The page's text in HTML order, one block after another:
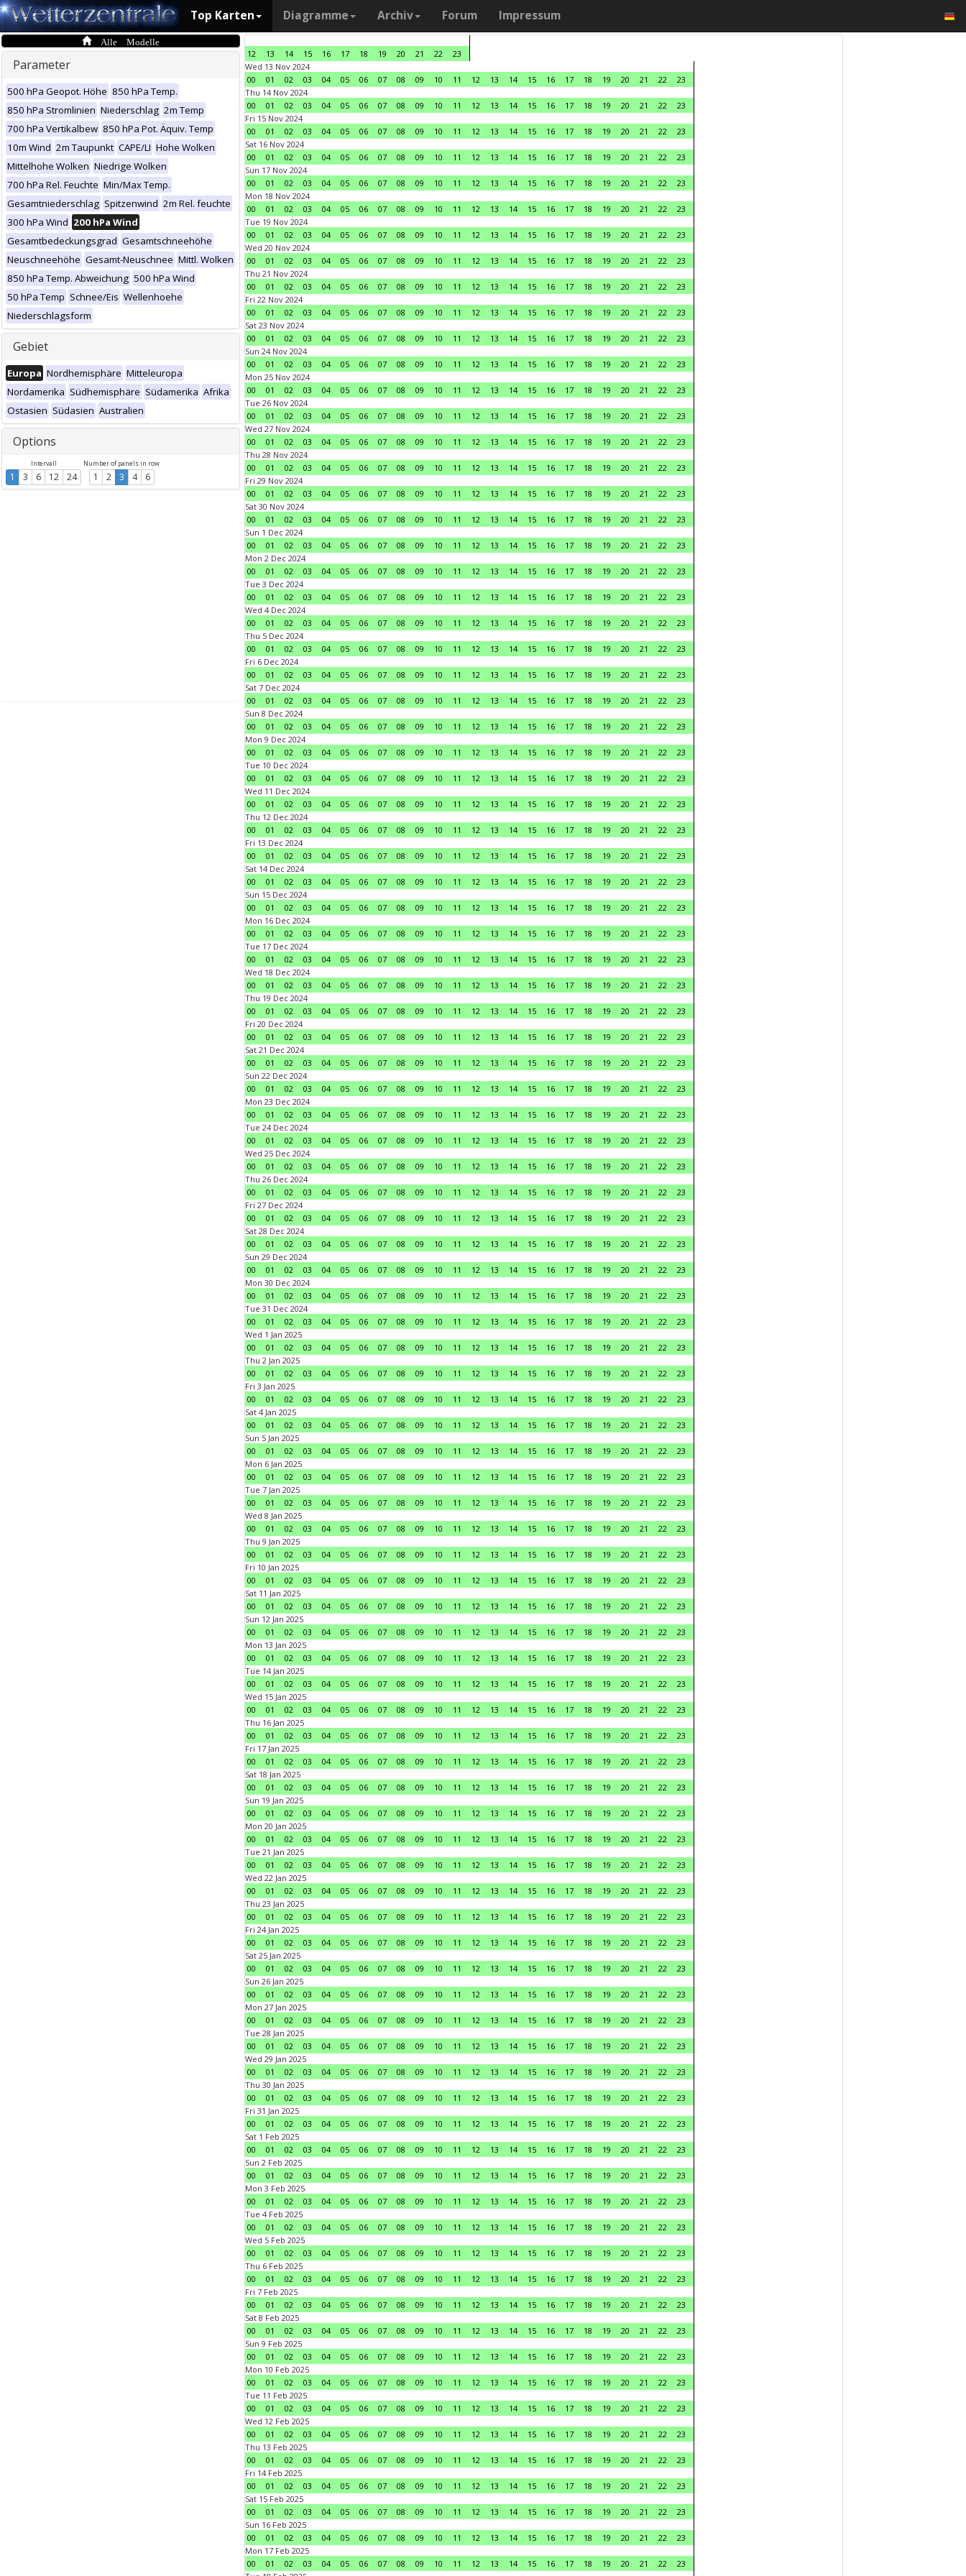
Top Karten Diagramme Archiv Forum Impressum
Alle Modelle
Parameter
500 hPa Geopot. Höhe 850 hPa Temp.
850 hPa Stromlinien Niederschlag 2m Temp
700 hPa Vertikalbew 850 hPa Pot. Äquiv. Temp
10m Wind 2m Taupunkt CAPE/LI Hohe Wolken
Mittelhohe Wolken Niedrige Wolken
700 hPa Rel. Feuchte Min/Max Temp.
Gesamtniederschlag Spitzenwind 2m Rel. feuchte
300 hPa Wind 200 hPa Wind
Gesamtbedeckungsgrad Gesamtschneehöhe
Neuschneehöhe Gesamt-Neuschnee Mittl. Wolken
850 hPa Temp. Abweichung 500 hPa Wind
50 hPa Temp Schnee/Eis Wellenhoehe
Niederschlagsform
Gebiet
Europa Nordhemisphäre Mitteleuropa
Nordamerika Südhemisphäre Südamerika Afrika
Ostasien Südasien Australien
Options
Intervall
1 3 6 12 24
Number of panels in row
1 2 3 4 6
12 13 14 15 16 17 18 19 20 21 22
23
Wed 13 Nov 2024
00
01 02 03 04 05 06 07 08 09 10 11 12 13 14 15 16 17 18 19 20 21 22
23
Thu 14 Nov 2024
00
01 02 03 04 05 06 07 08 09 10 11 12 13 14 15 16 17 18 19 20 21 22
23
Fri 15 Nov 2024
00
01 02 03 04 05 06 07 08 09 10 11 12 13 14 15 16 17 18 19 20 21 22
23
Sat 16 Nov 2024
00
01 02 03 04 05 06 07 08 09 10 11 12 13 14 15 16 17 18 19 20 21 22
23
Sun 17 Nov 2024
00
01 02 03 04 05 06 07 08 09 10 11 12 13 14 15 16 17 18 19 20 21 22
23
Mon 18 Nov 2024
00
01 02 03 04 05 06 07 08 09 10 11 12 13 14 15 16 17 18 19 20 21 22
23
Tue 19 Nov 2024
00
01 02 03 04 05 06 07 08 09 10 11 12 13 14 15 16 17 18 19 20 21 22
23
Wed 20 Nov 2024
00
01 02 03 04 05 06 07 08 09 10 11 12 13 14 15 16 17 18 19 20 21 22
23
Thu 21 Nov 2024
00
01 02 03 04 05 06 07 08 09 10 11 12 13 14 15 16 17 18 19 20 21 22
23
Fri 22 Nov 2024
00
01 02 03 04 05 06 07 08 09 10 11 12 13 14 15 16 17 18 19 20 21 22
23
Sat 23 Nov 2024
00
01 02 03 04 05 06 07 08 09 10 11 12 13 14 15 16 17 18 19 20 21 22
23
Sun 24 Nov 2024
00
01 02 03 04 05 06 07 08 09 10 11 12 13 14 15 16 17 18 19 20 21 22
23
Mon 25 Nov 2024
00
01 02 03 04 05 06 07 08 09 10 11 12 13 14 15 16 17 18 19 20 21 22
23
Tue 26 Nov 2024
00
01 02 03 04 05 06 07 08 09 10 11 12 13 14 15 16 17 18 19 20 21 22
23
Wed 27 Nov 2024
00
01 02 03 04 05 06 07 08 09 10 11 12 13 14 15 16 17 18 19 20 21 22
23
Thu 28 Nov 2024
00
01 02 03 04 05 06 07 08 09 10 11 12 13 14 15 16 17 18 19 20 21 22
23
Fri 29 Nov 2024
00
01 02 03 04 05 06 07 08 09 10 11 12 13 14 15 16 17 18 19 20 21 22
23
Sat 30 Nov 2024
00
01 02 03 04 05 06 07 08 09 10 11 12 13 14 15 16 17 18 19 20 21 22
23
Sun 1 Dec 2024
00
01 02 03 04 05 06 07 08 09 10 11 12 13 14 15 16 17 18 19 20 21 22
23
Mon 2 Dec 2024
00
01 02 03 04 05 06 07 08 09 10 11 12 13 14 15 16 17 18 19 20 21 22
23
Tue 3 Dec 2024
00
01 02 03 04 05 06 07 08 09 10 11 12 13 14 15 16 17 18 19 20 21 22
23
Wed 4 Dec 2024
00
01 02 03 04 05 06 07 08 09 10 11 12 13 14 15 16 17 18 19 20 21 22
23
Thu 5 Dec 2024
00
01 02 03 04 05 06 07 08 09 10 11 12 13 14 15 16 17 18 19 20 21 22
23
Fri 6 Dec 2024
00
01 02 03 04 05 06 07 08 09 10 11 12 13 14 15 16 17 18 19 20 21 22
23
Sat 7 Dec 2024
00
01 02 03 04 05 06 07 08 09 10 11 12 13 14 15 16 17 18 19 20 21 22
23
Sun 8 Dec 2024
00
01 02 03 04 05 06 07 08 09 10 11 12 13 14 15 16 17 18 19 20 21 22
23
Mon 9 Dec 2024
00
01 02 03 04 05 06 07 08 09 10 11 12 13 14 15 16 17 18 19 20 21 22
23
Tue 10 Dec 2024
00
01 02 03 04 05 06 07 08 09 10 11 12 13 14 15 16 17 18 19 20 21 22
23
Wed 11 Dec 2024
00
01 02 03 04 05 06 07 08 09 10 11 12 13 14 15 16 17 18 19 20 21 22
23
Thu 12 Dec 2024
00
01 02 03 04 05 06 07 08 09 10 11 12 13 14 15 16 17 18 19 20 21 22
23
Fri 13 Dec 2024
00
01 02 03 04 05 06 07 08 09 10 11 12 13 14 15 16 17 18 19 20 21 22
23
Sat 14 Dec 2024
00
01 02 03 04 05 06 07 08 09 10 11 12 13 14 15 16 17 18 19 20 21 22
23
Sun 15 Dec 2024
00
01 02 03 04 05 06 07 08 09 10 11 12 13 14 15 16 17 18 19 20 21 22
23
Mon 16 Dec 2024
00
01 02 03 04 05 06 07 08 09 10 11 12 13 14 15 16 17 18 19 20 21 22
23
Tue 17 Dec 2024
00
01 02 03 04 05 06 07 08 09 10 11 12 13 14 15 16 17 18 19 20 21 22
23
Wed 18 Dec 2024
00
01 02 03 04 05 06 07 08 09 10 11 12 13 14 15 16 17 18 19 20 21 22
23
Thu 19 Dec 2024
00
01 02 03 04 05 06 07 08 09 10 11 12 13 14 15 16 17 18 19 20 21 22
23
Fri 20 Dec 2024
00
01 02 03 04 05 06 07 08 09 10 11 12 13 14 15 16 17 18 19 20 21 22
23
Sat 21 Dec 2024
00
01 02 03 04 05 06 07 08 09 10 11 12 13 14 15 16 17 18 19 20 21 22
23
Sun 22 Dec 2024
00
01 02 03 04 05 06 07 08 09 10 11 12 13 14 15 16 17 18 19 20 21 22
23
Mon 23 Dec 2024
00
01 02 03 04 05 06 07 08 09 10 11 12 13 14 15 16 17 18 19 20 21 22
23
Tue 24 Dec 2024
00
01 02 03 04 05 06 07 08 09 10 11 12 13 14 15 16 17 18 19 20 21 22
23
Wed 25 Dec 2024
00
01 02 03 04 05 06 07 08 09 10 11 12 13 14 15 16 17 18 19 20 21 22
23
Thu 26 Dec 2024
00
01 02 03 04 05 06 07 08 09 10 11 12 13 14 15 16 17 18 19 20 21 22
23
Fri 27 Dec 2024
00
01 02 03 04 05 06 07 08 09 10 11 12 13 14 15 16 17 18 19 20 21 22
23
Sat 28 Dec 2024
00
01 02 03 04 05 06 07 08 09 10 11 12 13 14 15 16 17 18 19 20 21 22
23
Sun 29 Dec 2024
00
01 02 03 04 05 06 07 08 09 10 11 12 13 14 15 16 17 18 19 20 21 22
23
Mon 30 Dec 2024
00
01 02 03 04 05 06 07 08 09 10 11 12 13 14 15 16 17 18 19 20 21 22
23
Tue 31 Dec 2024
00
01 02 03 04 05 06 07 08 09 10 11 12 13 14 15 16 17 18 19 20 21 22
23
Wed 1 Jan 2025
00
01 02 03 04 05 06 07 08 09 10 11 12 13 14 15 16 17 18 19 20 21 22
23
Thu 2 Jan 2025
00
01 02 03 04 05 06 07 08 09 10 11 12 13 14 15 16 17 18 19 20 21 22
23
Fri 3 Jan 2025
00
01 02 03 04 05 06 07 08 09 10 11 12 13 14 15 16 17 18 19 20 21 22
23
Sat 4 Jan 2025
00
01 02 03 04 05 06 07 08 09 10 11 12 13 14 15 16 17 18 19 20 21 22
23
Sun 5 Jan 2025
00
01 02 03 04 05 06 07 08 09 10 11 12 13 14 15 16 17 18 19 20 21 22
23
Mon 6 Jan 2025
00
01 02 03 04 05 06 07 08 09 10 11 12 13 14 15 16 17 18 19 20 21 22
23
Tue 7 Jan 2025
00
01 02 03 04 05 06 07 08 09 10 11 12 13 14 15 16 17 18 19 20 21 22
23
Wed 8 Jan 2025
00
01 02 03 04 05 06 07 08 09 10 11 12 13 14 15 16 17 18 19 20 21 22
23
Thu 9 Jan 2025
00
01 02 03 04 05 06 07 08 09 10 11 12 13 14 15 16 17 18 19 20 21 22
23
Fri 10 Jan 2025
00
01 02 03 04 05 06 07 08 09 10 11 12 13 14 15 16 17 18 19 20 21 22
23
Sat 11 Jan 2025
00
01 02 03 04 05 06 07 08 09 10 11 12 13 14 15 16 17 18 19 20 21 22
23
Sun 12 Jan 2025
00
01 02 03 04 05 06 07 08 09 10 11 12 13 14 15 16 17 18 19 20 21 22
23
Mon 13 Jan 2025
00
01 02 03 04 05 06 07 08 09 10 11 12 13 14 15 16 17 18 19 20 21 22
23
Tue 14 Jan 2025
00
01 02 03 04 05 06 07 08 09 10 11 12 13 14 15 16 17 18 19 20 21 22
23
Wed 15 Jan 2025
00
01 02 03 04 05 06 07 08 09 10 11 12 13 14 15 16 17 18 19 20 21 22
23
Thu 16 Jan 2025
00
01 02 03 04 05 06 07 08 09 10 11 12 13 14 15 16 17 18 19 20 21 22
23
Fri 17 Jan 2025
00
01 02 03 04 05 06 07 08 09 10 11 12 13 14 15 16 17 18 19 20 21 22
23
Sat 18 Jan 2025
00
01 02 03 04 05 06 07 08 09 10 11 12 13 14 15 16 17 18 19 20 21 22
23
Sun 19 Jan 2025
00
01 02 03 04 05 06 07 08 09 10 11 12 13 14 15 16 17 18 19 20 21 22
23
Mon 20 Jan 2025
00
01 02 03 04 05 06 07 08 09 10 11 12 13 14 15 16 17 18 19 20 21 22
23
Tue 21 Jan 2025
00
01 02 03 04 05 06 07 08 09 10 11 12 13 14 15 16 17 18 19 20 21 22
23
Wed 22 Jan 2025
00
01 02 03 04 05 06 07 08 09 10 11 12 13 14 15 16 17 18 19 20 21 22
23
Thu 23 Jan 2025
00
01 02 03 04 05 06 07 08 09 10 11 12 13 14 15 16 17 18 19 20 21 22
23
Fri 24 Jan 2025
00
01 02 03 04 05 06 07 08 09 10 11 12 13 14 15 16 17 18 19 20 21 22
23
Sat 25 Jan 2025
00
01 02 03 04 05 06 07 08 09 10 11 12 13 14 15 16 17 18 19 20 21 22
23
Sun 26 Jan 2025
00
01 02 03 04 05 06 07 08 09 10 11 12 13 14 15 16 17 18 19 20 21 22
23
Mon 27 Jan 2025
00
01 02 03 04 05 06 07 08 09 10 11 12 13 14 15 16 17 18 19 20 21 22
23
Tue 28 Jan 2025
00
01 02 03 04 05 06 07 08 09 10 11 12 13 14 15 16 17 18 19 20 21 22
23
Wed 29 Jan 2025
00
01 02 03 04 05 06 07 08 09 10 11 12 13 14 15 16 17 18 19 20 21 22
23
Thu 30 Jan 2025
00
01 02 03 04 05 06 07 08 09 10 11 12 13 14 15 16 17 18 19 20 21 22
23
Fri 31 Jan 2025
00
01 02 03 04 05 06 07 08 09 10 11 12 13 14 15 16 17 18 19 20 21 22
23
Sat 1 Feb 2025
00
01 02 03 04 05 06 07 08 09 10 11 12 13 14 15 16 17 18 19 20 21 22
23
Sun 2 Feb 2025
00
01 02 03 04 05 06 07 08 09 10 11 12 13 14 15 16 17 18 19 20 21 22
23
Mon 3 Feb 2025
00
01 02 03 04 05 06 07 08 09 10 11 12 13 14 15 16 17 18 19 20 21 22
23
Tue 4 Feb 2025
00
01 02 03 04 05 06 07 08 09 10 11 12 13 14 15 16 17 18 19 20 21 22
23
Wed 5 Feb 2025
00
01 02 03 04 05 06 07 08 09 10 11 12 13 14 15 16 17 18 19 20 21 22
23
Thu 6 Feb 2025
00
01 02 03 04 05 06 07 08 09 10 11 12 13 14 15 16 17 18 19 20 21 22
23
Fri 7 Feb 2025
00
01 02 03 04 05 06 07 08 09 10 11 12 13 14 15 16 17 18 19 20 21 22
23
Sat 8 Feb 2025
00
01 02 03 04 05 06 07 08 09 10 11 12 13 14 15 16 17 18 19 20 21 22
23
Sun 9 Feb 2025
00
01 02 03 04 05 06 07 08 09 10 11 12 13 14 15 16 17 18 19 20 21 22
23
Mon 10 Feb 2025
00
01 02 03 04 05 06 07 08 09 10 11 12 13 14 15 16 17 18 19 20 21 22
23
Tue 11 Feb 2025
00
01 02 03 04 05 06 07 08 09 10 11 12 13 14 15 16 17 18 19 20 21 22
23
Wed 12 Feb 2025
00
01 02 03 04 05 06 07 08 09 10 11 12 13 14 15 16 17 18 19 20 21 22
23
Thu 13 Feb 2025
00
01 02 03 04 05 06 07 08 09 10 11 12 13 14 15 16 17 18 19 20 21 22
23
Fri 14 Feb 2025
00
01 02 03 04 05 06 07 08 09 10 11 12 13 14 15 16 17 18 19 20 21 22
23
Sat 15 Feb 2025
00
01 02 03 04 05 06 07 08 09 10 11 12 13 14 15 16 17 18 19 20 21 22
23
Sun 16 Feb 2025
00
01 02 03 04 05 06 07 08 09 10 11 12 13 14 15 16 17 18 19 20 21 22
23
Mon 17 Feb 2025
00
01 02 03 04 05 06 07 08 09 10 11 12 13 14 15 16 17 18 19 20 21 22
23